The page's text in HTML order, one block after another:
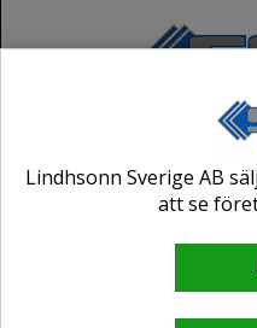
Lindhsonn Sverige AB
att se